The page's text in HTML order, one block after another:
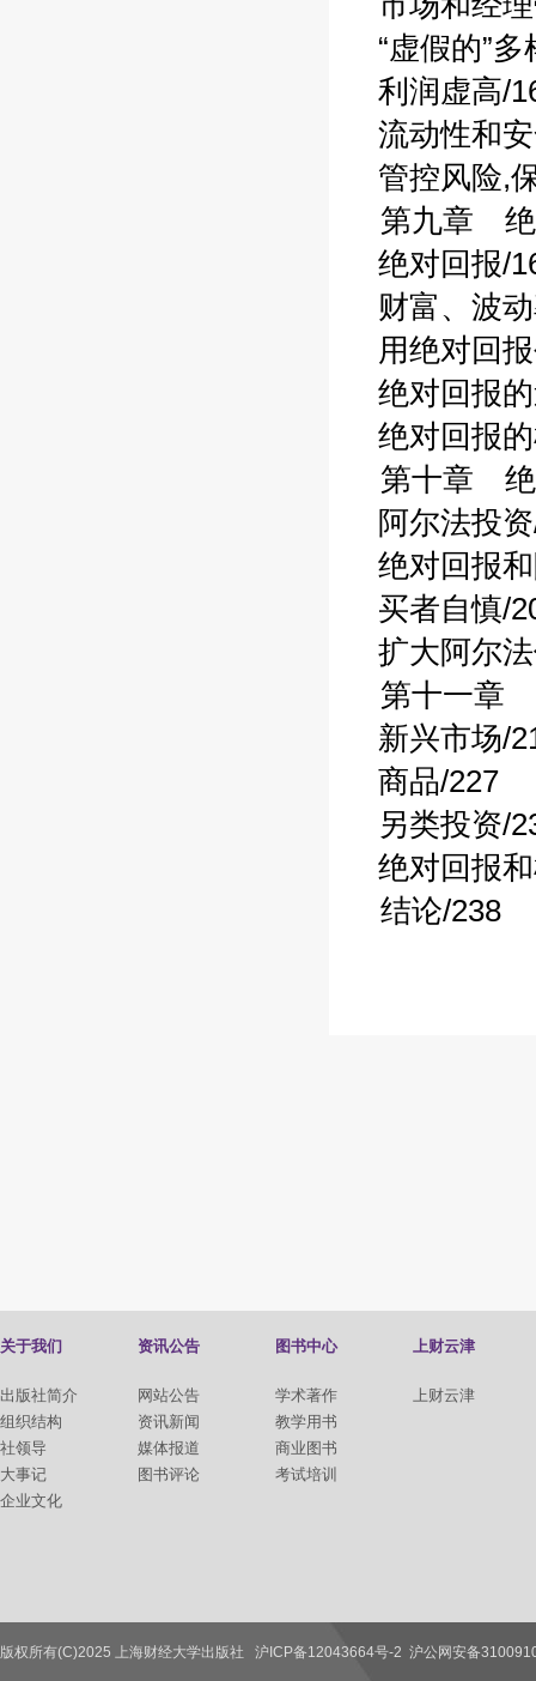
“虚假的”多
利润虚高/
流动性和安
管控风险,
第九章 绝
绝对回报/
财富、波动
用绝对回报
绝对回报的
绝对回报的
第十章 绝
阿尔法投资
绝对回报和
买者自慎/
扩大阿尔法
第十一章
新兴市场/
商品/227
另类投资/
绝对回报和
结论/238
关于我们
出版社简介
组织结构
社领导
大事记
企业文化
资讯公告
网站公告
资讯新闻
媒体报道
图书评论
图书中心
学术著作
教学用书
商业图书
考试培训
上财云津
上财云津
联系我们
版权所有(C)2025 上海财经大学出版社 沪ICP备12043664号-2 沪公网安备